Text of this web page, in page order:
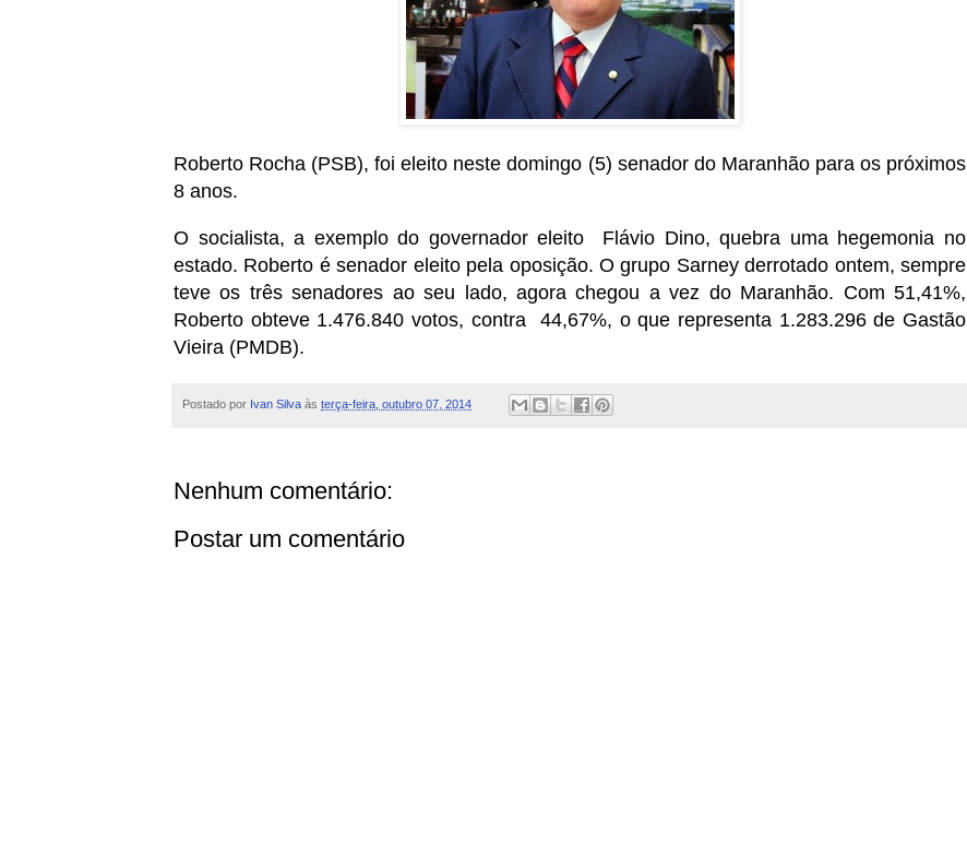
Roberto Rocha (PSB), foi eleito neste domingo (5) senador do Maranhão para os próximos
8 anos.
O socialista, a exemplo do governador eleito Flávio Dino, quebra uma hegemonia no
estado. Roberto é senador eleito pela oposição. O grupo Sarney derrotado ontem, sempre
teve os três senadores ao seu lado, agora chegou a vez do Maranhão. Com 51,41%,
Roberto obteve 1.476.840 votos, contra 44,67%, o que representa 1.283.296 de Gastão
Vieira (PMDB).
Postado por Ivan Silva às terça-feira, outubro 07, 2014
Nenhum comentário:
Postar um comentário